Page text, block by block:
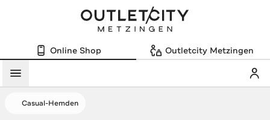
Online Shop Outletcity Metzingen
Menü
Casual-Hemden